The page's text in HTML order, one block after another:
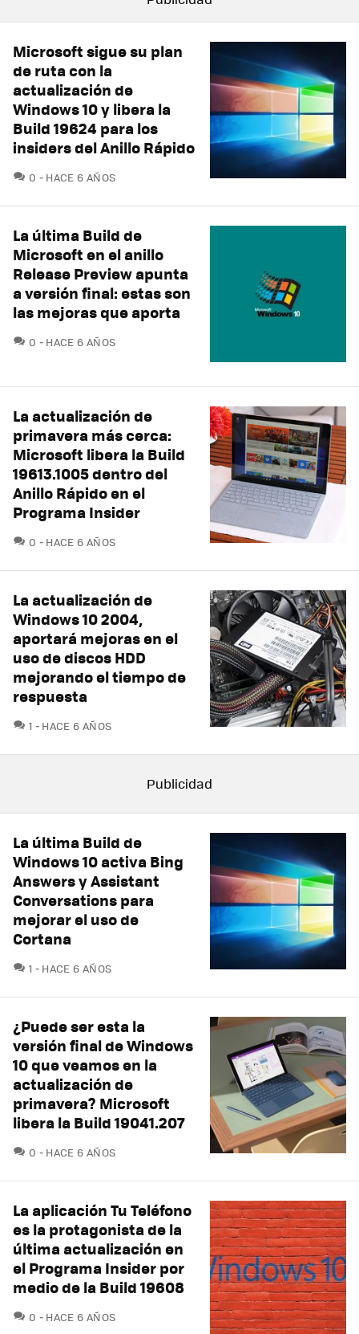
Microsoft sigue su plan
de ruta con la
actualización de
Windows 10 y libera la
Build 19624 para los
insiders del Anillo Rápido
0 COMENTARIOS
HACE 6 AÑOS
La última Build de
Microsoft en el anillo
Release Preview apunta
a versión final: estas son
las mejoras que aporta
0 COMENTARIOS
HACE 6 AÑOS
La actualización de
primavera más cerca:
Microsoft libera la Build
19613.1005 dentro del
Anillo Rápido en el
Programa Insider
0 COMENTARIOS
HACE 6 AÑOS
La actualización de
Windows 10 2004,
aportará mejoras en el
uso de discos HDD
mejorando el tiempo de
respuesta
1 COMENTARIOS
HACE 6 AÑOS
La última Build de
Windows 10 activa Bing
Answers y Assistant
Conversations para
mejorar el uso de
Cortana
1 COMENTARIOS
HACE 6 AÑOS
¿Puede ser esta la
versión final de Windows
10 que veamos en la
actualización de
primavera? Microsoft
libera la Build 19041.207
0 COMENTARIOS
HACE 6 AÑOS
La aplicación Tu Teléfono
es la protagonista de la
última actualización en
el Programa Insider por
medio de la Build 19608
0 COMENTARIOS
HACE 6 AÑOS